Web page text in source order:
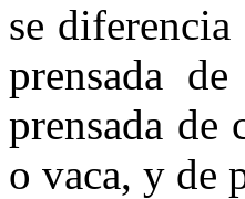
se diferencia
prensada
prensada de
o vaca, y de